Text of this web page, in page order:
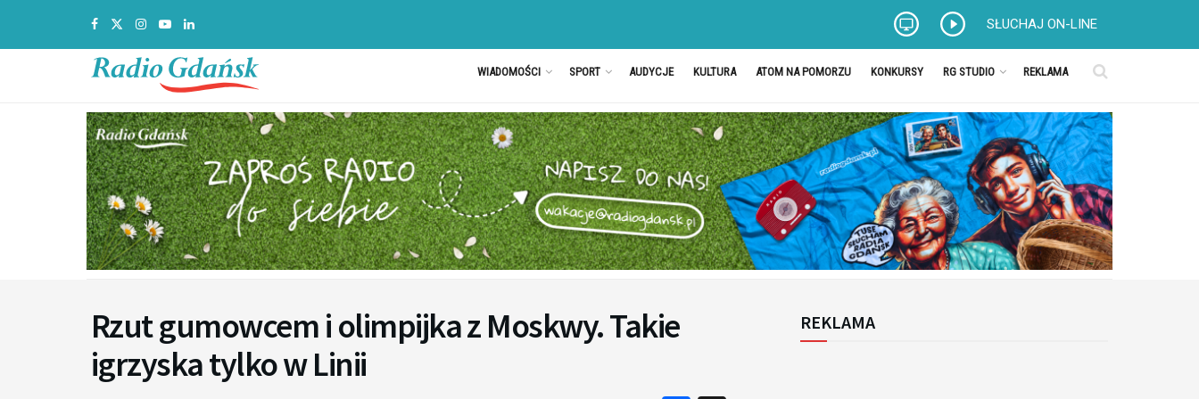
SŁUCHAJ ON-LINE
WIADOMOŚCI SPORT AUDYCJE KULTURA ATOM NA POMORZU KONKURSY RG STUDIO REKLAMA
Rzut gumowcem i olimpijka z Moskwy. Takie
igrzyska tylko w Linii
REKLAMA